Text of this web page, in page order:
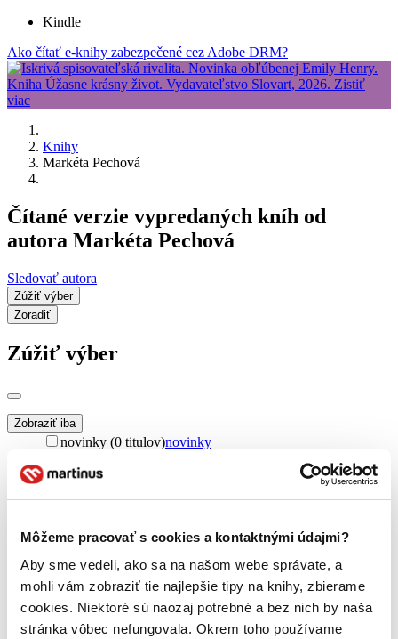
Môžeme pracovať s cookies a kontaktnými údajmi?
Aby sme vedeli, ako sa na našom webe správate, a
mohli vám zobraziť tie najlepšie tipy na knihy, zbierame
cookies. Niektoré sú naozaj potrebné a bez nich by naša
stránka vôbec nefungovala. Okrem toho používame
Kindle
Ako čítať e-knihy zabezpečené cez Adobe DRM?
Knihy
Markéta Pechová
Čítané verzie vypredaných kníh od
autora Markéta Pechová
Sledovať autora
Zúžiť výber
Zoradiť
Zúžiť výber
Zobraziť iba
novinky (0 titulov)novinky
predpredaj (0 titulov)
pripravujeme (0 titulov)pripravujeme
dostupná (bez vypredaných) (0 titulov)dostupná (bez
vypredaných)
Nové / čítané
nová (0 titulov)nová